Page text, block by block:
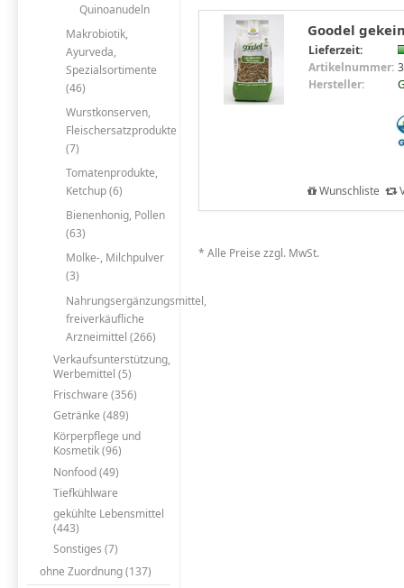
Quinoanudeln
Makrobiotik,
Ayurveda,
Spezialsortimente
(46)
Wurstkonserven,
Fleischersatzprodukte
(7)
Tomatenprodukte,
Ketchup (6)
Bienenhonig, Pollen
(63)
Molke-, Milchpulver
(3)
Nahrungsergänzungsmittel,
freiverkäufliche
Arzneimittel (266)
Verkaufsunterstützung,
Werbemittel (5)
Frischware (356)
Getränke (489)
Körperpflege und
Kosmetik (96)
Nonfood (49)
Tiefkühlware
gekühlte Lebensmittel
(443)
Sonstiges (7)
ohne Zuordnung (137)
Goodel
Lieferzeit:
Artikelnummer:
Hersteller:
Wunschliste
* Alle Preise zzgl. MwSt.